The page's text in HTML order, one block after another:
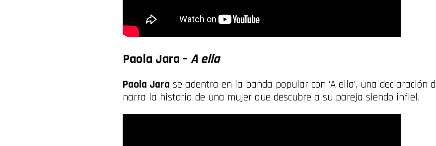
Paola Jara – A ella
Paola Jara se adentra en la banda popular con ‘A ella’, una declaración
narra la historia de una mujer que descubre a su pareja siendo infiel.